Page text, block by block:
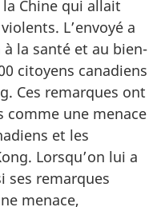
Chine qui allait
L’envoyé a
la santé et au bien-
citoyens canadiens
Ces remarques ont
comme une menace
et les
Lorsqu’on lui a
ses remarques
menace,